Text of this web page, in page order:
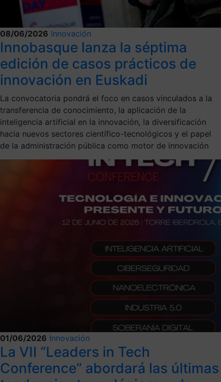
08/06/2026 Innovación
Innobasque lanza la séptima
edición de casos prácticos de
innovación en Euskadi
La convocatoria pondrá el foco en casos vinculados a la
transferencia de conocimiento, la aplicación de la
inteligencia artificial en la innovación, la diversificación
hacia nuevos sectores científico-tecnológicos y el papel
de la administración pública como motor de innovación
01/06/2026 Innovación
La VII “Leaders in Tech
Conference” abordará las últimas